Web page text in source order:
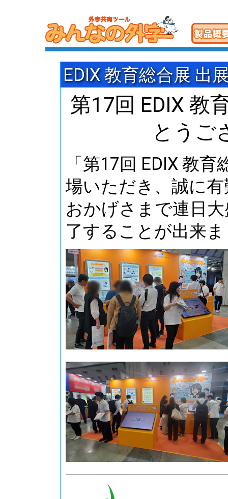
EDIX 教育総合展 出
第17回 EDIX 教
とうご
「第17回 EDIX 教
場いただき、誠に
おかげさまで連日
了することが出来